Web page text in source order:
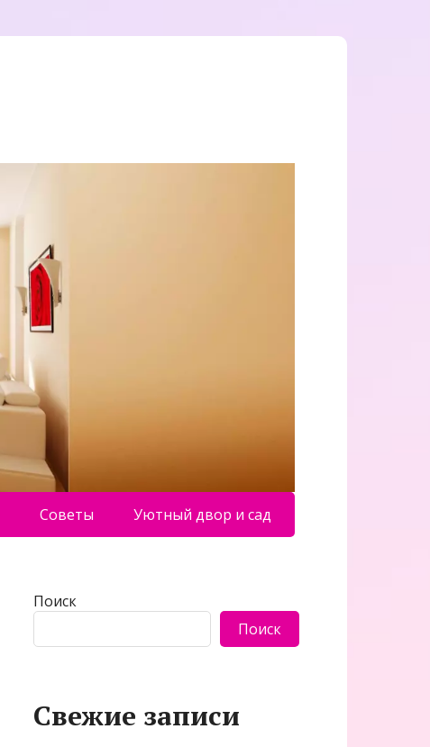
Советы Уютный двор и сад
Поиск
Поиск
Свежие записи